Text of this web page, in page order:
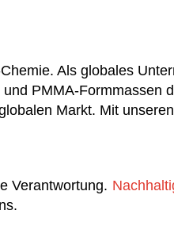
Als globales
PMMA-Formmassen
Markt. Mit
Verantwortung.